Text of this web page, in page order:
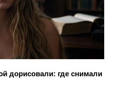
дорисовали: где снимали